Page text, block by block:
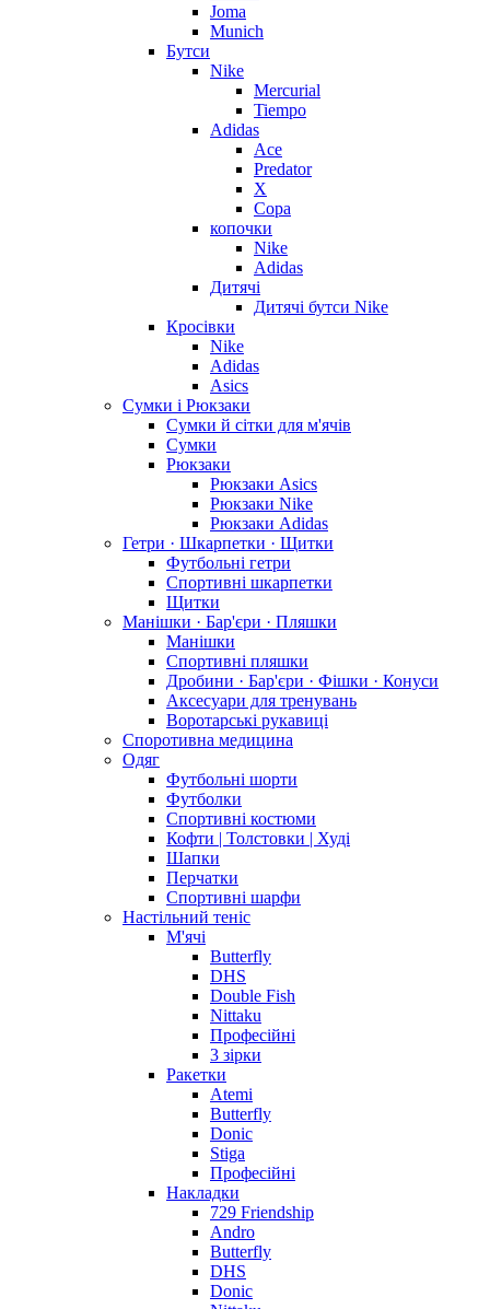
Joma
Munich
Бутси
Nike
Mercurial
Tiempo
Adidas
Ace
Predator
X
Copa
копочки
Nike
Adidas
Дитячі
Дитячі бутси Nike
Кросівки
Nike
Adidas
Asics
Сумки і Рюкзаки
Сумки й сітки для м'ячів
Сумки
Рюкзаки
Рюкзаки Asics
Рюкзаки Nike
Рюкзаки Adidas
Гетри · Шкарпетки · Щитки
Футбольні гетри
Спортивні шкарпетки
Щитки
Манішки · Бар'єри · Пляшки
Манішки
Спортивні пляшки
Дробини · Бар'єри · Фішки · Конуси
Аксесуари для тренувань
Воротарські рукавиці
Споротивна медицина
Одяг
Футбольні шорти
Футболки
Спортивні костюми
Кофти | Толстовки | Худі
Шапки
Перчатки
Спортивні шарфи
Настільний теніс
М'ячі
Butterfly
DHS
Double Fish
Nittaku
Професійні
3 зірки
Ракетки
Atemi
Butterfly
Donic
Stiga
Професійні
Накладки
729 Friendship
Andro
Butterfly
DHS
Donic